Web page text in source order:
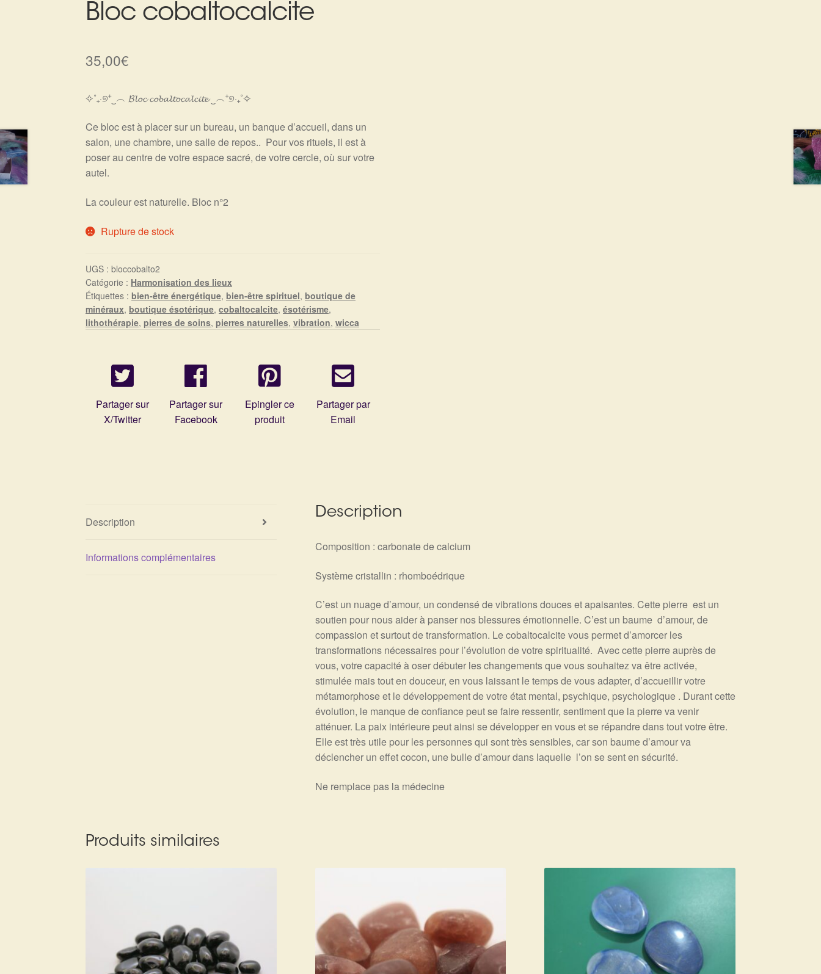
Bloc cobaltocalcite
35,00€
✧˚₊‧୭⁺‿︵ 𝓑𝓵𝓸𝓬 𝓬𝓸𝓫𝓪𝓵𝓽𝓸𝓬𝓪𝓵𝓬𝓲𝓽𝓮 ‿︵⁺୭‧₊˚✧
Ce bloc est à placer sur un bureau, un banque d’accueil, dans un
salon, une chambre, une salle de repos.. Pour vos rituels, il est à
poser au centre de votre espace sacré, de votre cercle, où sur votre
autel.
La couleur est naturelle. Bloc n°2
Rupture de stock
UGS :bloccobalto2
Catégorie : Harmonisation des lieux
Étiquettes :bien-être énergétique,bien-être spirituel,boutique de
minéraux,boutique ésotérique,cobaltocalcite,ésotérisme,
lithothérapie,pierres de soins,pierres naturelles,vibration,wicca
Partager sur
X/Twitter
Partager sur
Facebook
Epingler ce
produit
Partager par
Email
Description
Informations complémentaires
Description
Composition : carbonate de calcium
Système cristallin : rhomboédrique
C’est un nuage d’amour, un condensé de vibrations douces et apaisantes. Cette pierre est un
soutien pour nous aider à panser nos blessures émotionnelle. C’est un baume d’amour, de
compassion et surtout de transformation. Le cobaltocalcite vous permet d’amorcer les
transformations nécessaires pour l’évolution de votre spiritualité. Avec cette pierre auprès de
vous, votre capacité à oser débuter les changements que vous souhaitez va être activée,
stimulée mais tout en douceur, en vous laissant le temps de vous adapter, d’accueillir votre
métamorphose et le développement de votre état mental, psychique, psychologique . Durant cette
évolution, le manque de confiance peut se faire ressentir, sentiment que la pierre va venir
atténuer. La paix intérieure peut ainsi se développer en vous et se répandre dans tout votre être.
Elle est très utile pour les personnes qui sont très sensibles, car son baume d’amour va
déclencher un effet cocon, une bulle d’amour dans laquelle l’on se sent en sécurité.
Ne remplace pas la médecine
Produits similaires